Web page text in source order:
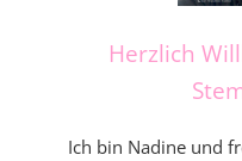
Herzlich
Ich bin Nadine und